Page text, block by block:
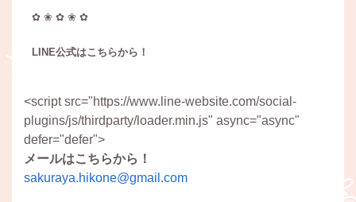
✿ ❀ ✿ ❀ ✿
LINE公式はこちらから！
<script src="https://www.line-website.com/social-
plugins/js/thirdparty/loader.min.js" async="async"
defer="defer">
メールはこちらから！
sakuraya.hikone@gmail.com